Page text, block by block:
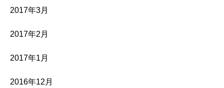
2017年3月
2017年2月
2017年1月
2016年12月